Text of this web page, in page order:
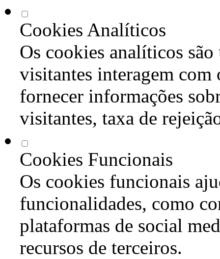
Cookies Analíticos
Os cookies analíticos são
visitantes interagem com
fornecer informações
visitantes, taxa de
Cookies Funcionais
Os cookies funcionais
funcionalidades, como
plataformas de social
recursos de terceiros.